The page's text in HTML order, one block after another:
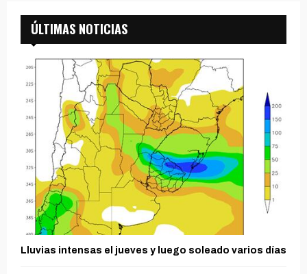
ÚLTIMAS NOTICIAS
Lluvias intensas el jueves y luego soleado varios días